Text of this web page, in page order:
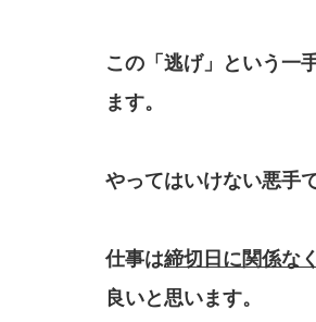
この「逃げ」という一
ます。
やってはいけない悪手で
仕事は締切日に関係なく
良いと思います。